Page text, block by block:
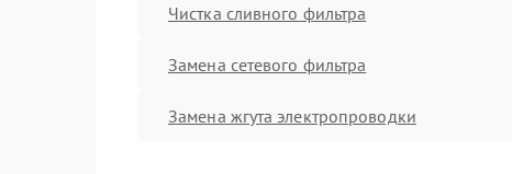
Чистка сливного фильтра
Замена сетевого фильтра
Замена жгута электропроводки